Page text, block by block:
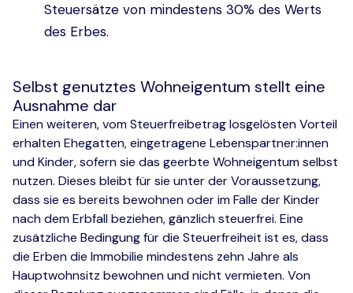
Steuersätze von mindestens 30% des Werts
des Erbes.
Selbst genutztes Wohneigentum stellt eine
Ausnahme dar
Einen weiteren, vom Steuerfreibetrag losgelösten Vorteil
erhalten Ehegatten, eingetragene Lebenspartner:innen
und Kinder, sofern sie das geerbte Wohneigentum selbst
nutzen. Dieses bleibt für sie unter der Voraussetzung,
dass sie es bereits bewohnen oder im Falle der Kinder
nach dem Erbfall beziehen, gänzlich steuerfrei. Eine
zusätzliche Bedingung für die Steuerfreiheit ist es, dass
die Erben die Immobilie mindestens zehn Jahre als
Hauptwohnsitz bewohnen und nicht vermieten. Von